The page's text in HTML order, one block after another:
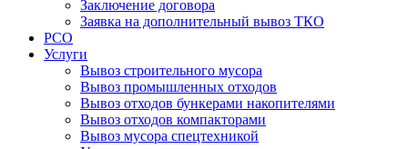
Заключение договора
Заявка на дополнительный вывоз ТКО
РСО
Услуги
Вывоз строительного мусора
Вывоз промышленных отходов
Вывоз отходов бункерами накопителями
Вывоз отходов компакторами
Вывоз мусора спецтехникой